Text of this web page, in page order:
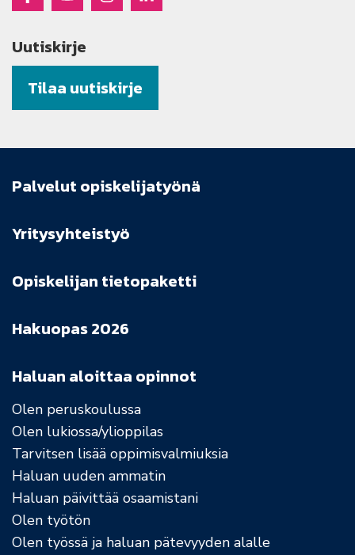
Uutiskirje
Tilaa uutiskirje
Haluan aloittaa opinnot
Olen peruskoulussa
Olen lukiossa/ylioppilas
Tarvitsen lisää oppimisvalmiuksia
Haluan uuden ammatin
Haluan päivittää osaamistani
Olen työtön
Olen työssä ja haluan pätevyyden alalle
Palvelut opiskelijatyönä
Yritysyhteistyö
Opiskelijan tietopaketti
Hakuopas 2026